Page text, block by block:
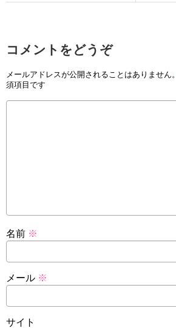
コメントをどうぞ
メールアドレスが公開されることはありません。
須項目です
名前 ※
メール ※
サイト